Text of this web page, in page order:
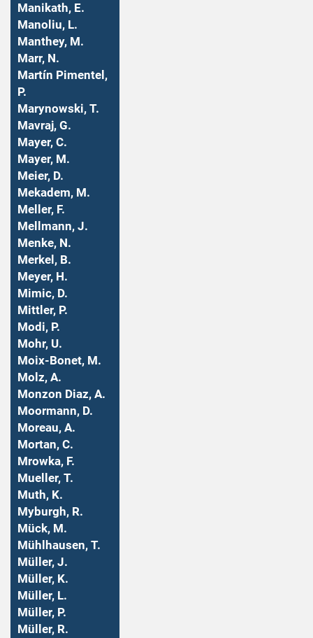
Manikath, E.
Manoliu, L.
Manthey, M.
Marr, N.
Martín Pimentel,
P.
Marynowski, T.
Mavraj, G.
Mayer, C.
Mayer, M.
Meier, D.
Mekadem, M.
Meller, F.
Mellmann, J.
Menke, N.
Merkel, B.
Meyer, H.
Mimic, D.
Mittler, P.
Modi, P.
Mohr, U.
Moix-Bonet, M.
Molz, A.
Monzon Diaz, A.
Moormann, D.
Moreau, A.
Mortan, C.
Mrowka, F.
Mueller, T.
Muth, K.
Myburgh, R.
Mück, M.
Mühlhausen, T.
Müller, J.
Müller, K.
Müller, L.
Müller, P.
Müller, R.